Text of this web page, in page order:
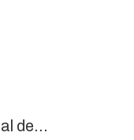
de…